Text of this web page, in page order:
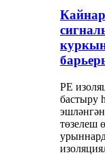
PE
бастыру
төзелеш